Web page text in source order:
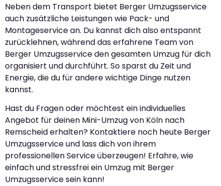
Neben dem Transport bietet Berger Umzugsservice
auch zusätzliche Leistungen wie Pack- und
Montageservice an. Du kannst dich also entspannt
zurücklehnen, während das erfahrene Team von
Berger Umzugsservice den gesamten Umzug für dich
organisiert und durchführt. So sparst du Zeit und
Energie, die du für andere wichtige Dinge nutzen
kannst.
Hast du Fragen oder möchtest ein individuelles
Angebot für deinen Mini-Umzug von Köln nach
Remscheid erhalten? Kontaktiere noch heute Berger
Umzugsservice und lass dich von ihrem
professionellen Service überzeugen! Erfahre, wie
einfach und stressfrei ein Umzug mit Berger
Umzugsservice sein kann!